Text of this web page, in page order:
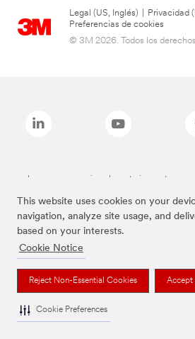
This website uses cookies on your
navigation, analyze site usage, and
based on your interests.
Cookie Notice
Reject Non-Essential Cookies Accept
Cookie Preferences
Legal (US, Inglés) Privacidad
Preferencias de cookies
© 3M 2026. Todos los derechos
Las marcas mencionadas anteriormente son